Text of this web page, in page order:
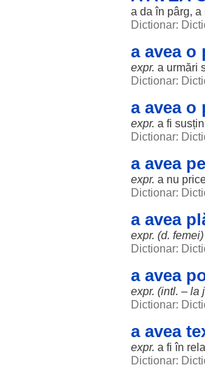
a da în pârg, a
Dictionar:
a avea
expr. a urmări
Dictionar:
a avea o
expr. a fi
Dictionar:
a avea
expr. a nu
Dictionar:
a avea
expr. (d. femei)
Dictionar:
a avea
expr. (intl. – la
Dictionar:
a avea
expr. a fi în
Dictionar: